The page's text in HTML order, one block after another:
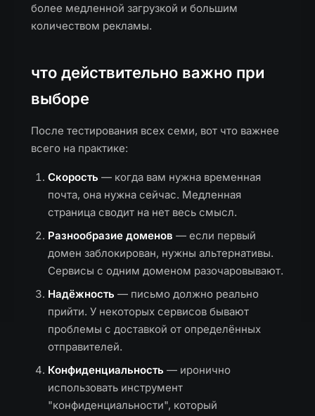
более медленной загрузкой и большим
количеством рекламы.
что действительно важно при
выборе
После тестирования всех семи, вот что важнее
всего на практике:
Скорость — когда вам нужна временная
почта, она нужна сейчас. Медленная
страница сводит на нет весь смысл.
Разнообразие доменов — если первый
домен заблокирован, нужны альтернативы.
Сервисы с одним доменом разочаровывают.
Надёжность — письмо должно реально
прийти. У некоторых сервисов бывают
проблемы с доставкой от определённых
отправителей.
Конфиденциальность — иронично
использовать инструмент
"конфиденциальности", который